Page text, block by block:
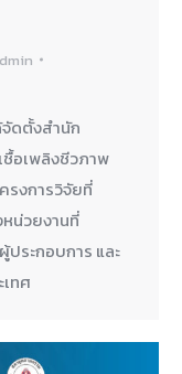
ดตั้งสำนัก
ชื้อเพลิงชีวภาพ
รงการวิจัยที่
น่วยงานที่
ระกอบการ และ
ทศ